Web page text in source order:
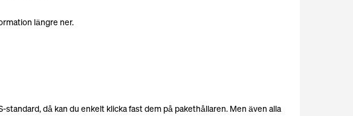
längre ner.
då kan du enkelt klicka fast dem på pakethållaren. Men även alla